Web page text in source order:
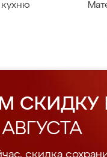
СКИДКУ
скидка